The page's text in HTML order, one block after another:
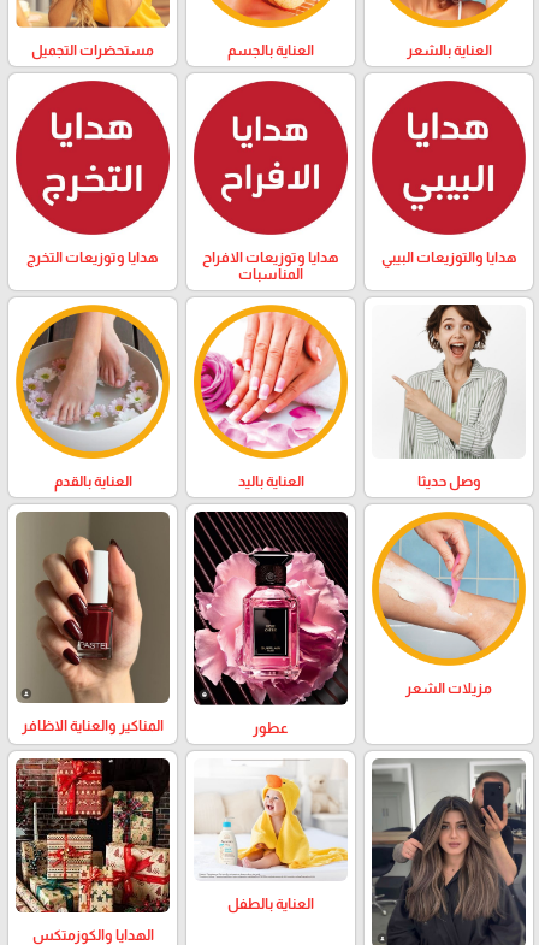
العناية بالشعر العناية بالجسم مستحضرات التجميل
هدايا والتوزيعات البيبي
هدايا وتوزيعات الافراح
المناسبات
هدايا وتوزيعات التخرج
وصل حديثا العناية باليد العناية بالقدم
مزيلات الشعر
عطور المناكير والعناية الاظافر
العناية بالطفل
الهدايا والكوزمتكس